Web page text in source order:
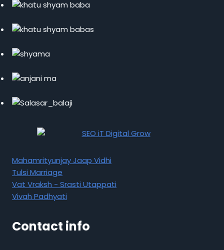
Mahamrityunjay Jaap Vidhi
Tulsi Marriage
Vat Vraksh - Srasti Utappati
Vivah Padhyati
Contact info